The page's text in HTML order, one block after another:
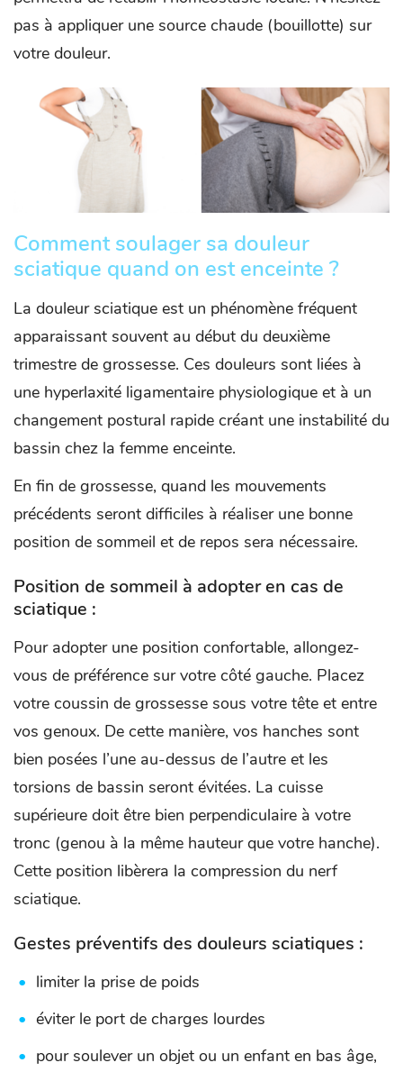
pas à appliquer une source chaude (bouillotte) sur
votre douleur.
Comment soulager sa douleur
sciatique quand on est enceinte ?
La douleur sciatique est un phénomène fréquent
apparaissant souvent au début du deuxième
trimestre de grossesse. Ces douleurs sont liées à
une hyperlaxité ligamentaire physiologique et à un
changement postural rapide créant une instabilité du
bassin chez la femme enceinte.
En fin de grossesse, quand les mouvements
précédents seront difficiles à réaliser une bonne
position de sommeil et de repos sera nécessaire.
Position de sommeil à adopter en cas de
sciatique :
Pour adopter une position confortable, allongez-
vous de préférence sur votre côté gauche. Placez
votre coussin de grossesse sous votre tête et entre
vos genoux. De cette manière, vos hanches sont
bien posées l’une au-dessus de l’autre et les
torsions de bassin seront évitées. La cuisse
supérieure doit être bien perpendiculaire à votre
tronc (genou à la même hauteur que votre hanche).
Cette position libèrera la compression du nerf
sciatique.
Gestes préventifs des douleurs sciatiques :
limiter la prise de poids
éviter le port de charges lourdes
pour soulever un objet ou un enfant en bas âge,